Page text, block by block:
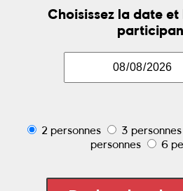
Choisissez la date
2 personnes 3 personnes
personnes
6